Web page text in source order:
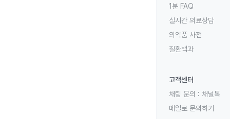
1분 FAQ
실시간 의료상담
의약품 사전
질환백과
고객센터
채팅 문의 : 채널톡
메일로 문의하기